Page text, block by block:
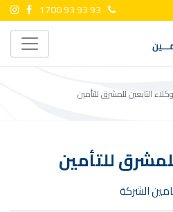
1700 93 93 93
التابعين للمشرق للتأمين
للتأمين
الشركة